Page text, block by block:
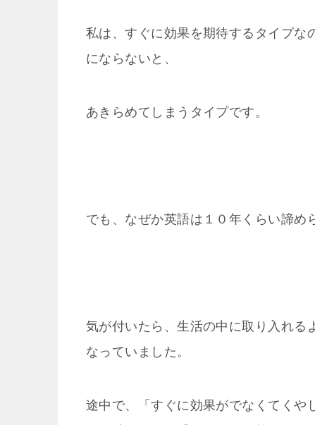
私は、すぐに効果を期待するタイプな
にならないと、
あきらめてしまうタイプです。
でも、なぜか英語は１０年くらい諦め
気が付いたら、生活の中に取り入れる
なっていました。
途中で、「すぐに効果がでなくてくや